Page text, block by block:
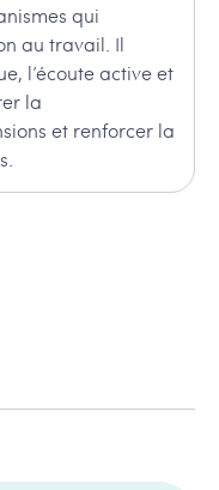
qui
au travail. Il
l’écoute active et
la
et renforcer la